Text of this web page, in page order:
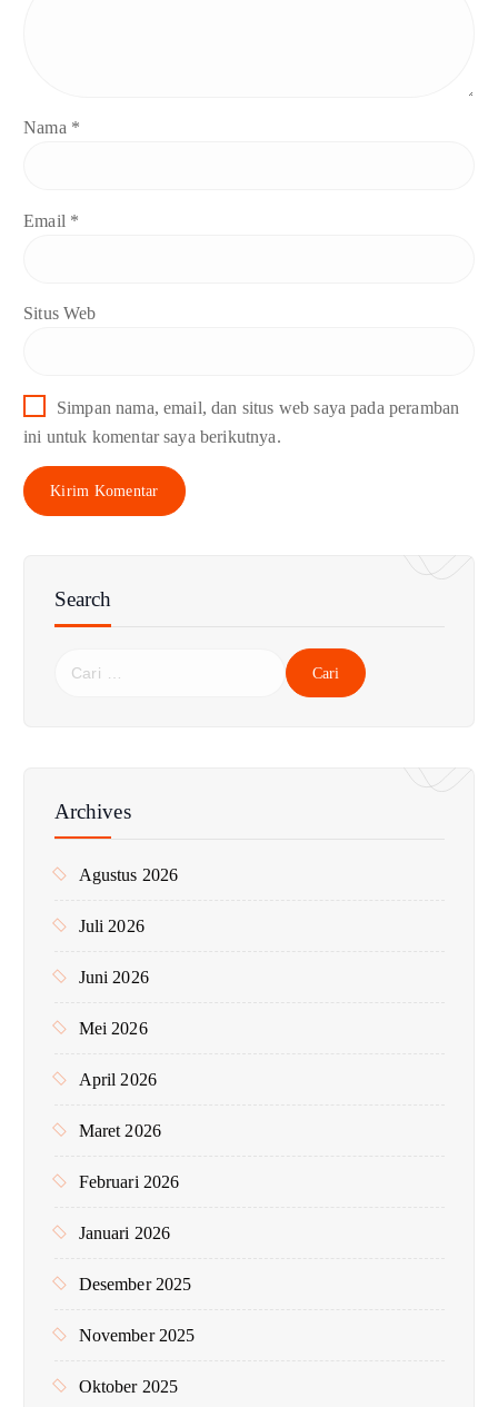
Nama *
Email *
Situs Web
Simpan nama, email, dan situs web saya pada peramban
ini untuk komentar saya berikutnya.
Search
n
k
Archives
Agustus 2026
Juli 2026
Juni 2026
Mei 2026
April 2026
Maret 2026
Februari 2026
Januari 2026
Desember 2025
November 2025
Oktober 2025